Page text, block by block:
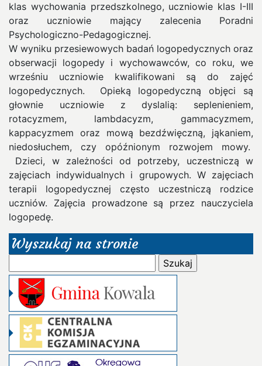
klas wychowania przedszkolnego, uczniowie klas I-III
oraz uczniowie mający zalecenia Poradni
Psychologiczno-Pedagogicznej.
W wyniku przesiewowych badań logopedycznych oraz
obserwacji logopedy i wychowawców, co roku, we
wrześniu uczniowie kwalifikowani są do zajęć
logopedycznych. Opieką logopedyczną objęci są
głownie uczniowie z dyslalią: seplenieniem,
rotacyzmem, lambdacyzm, gammacyzmem,
kappacyzmem oraz mową bezdźwięczną, jąkaniem,
niedosłuchem, czy opóźnionym rozwojem mowy.
Dzieci, w zależności od potrzeby, uczestniczą w
zajęciach indywidualnych i grupowych. W zajęciach
terapii logopedycznej często uczestniczą rodzice
uczniów. Zajęcia prowadzone są przez nauczyciela
logopedę.
Wyszukaj na stronie